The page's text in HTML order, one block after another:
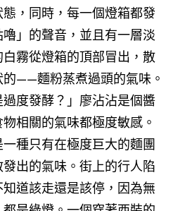
，同時，每一個燈箱都發
」的聲音，並且有一層淡
霧從燈箱的頂部冒出，散
——麵粉蒸煮過頭的氣味。
過度發酵？」廖沾沾是個醬
相關的氣味都極度敏感。
種只有在極度巨大的麵團
出的氣味。街上的行人陷
道該走還是該停，因為無